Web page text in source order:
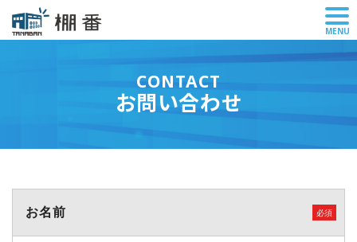
CONTACT
お問い合わせ
お名前
メ
MENU